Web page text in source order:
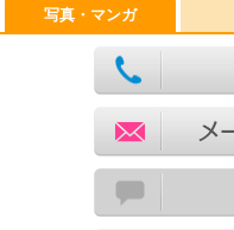
写真・マンガ